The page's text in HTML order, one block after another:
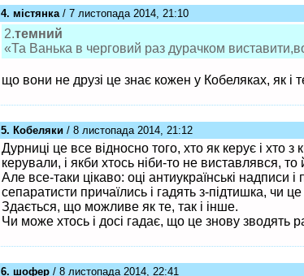
4. містянка/ 7 листопада 2014, 21:10
2.темний
«Та Ванька в черговий раз дурачком
що вони не друзі це знає кожен у Кобеляках, як і
5. Кобеляки / 8 листопада 2014, 21:12
Дурниці це все відносно того, хто як керує і
керували, і якби хтось ніби-то не виставлявся,
Але все-таки цікаво: оці антиукраїнські надписи
сепаратисти причаїлись і гадять з-підтишка, чи
Здається, що можливе як те, так і інше.
Чи може хтось і досі гадає, що це знову зводять
6. шофер / 8 листопада 2014, 22:41